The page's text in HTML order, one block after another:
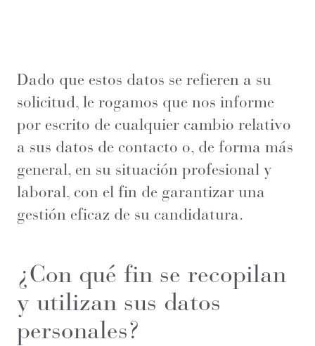
Dado que estos datos se refieren a su
solicitud, le rogamos que nos informe
por escrito de cualquier cambio relativo
a sus datos de contacto o, de forma más
general, en su situación profesional y
laboral, con el fin de garantizar una
gestión eficaz de su candidatura.
¿Con qué fin se recopilan
y utilizan sus datos
personales?